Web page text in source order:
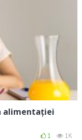
alimentației
1 1K